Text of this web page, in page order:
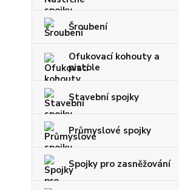
Šroubení
Ofukovací kohouty a
pistole
Stavební spojky
Průmyslové spojky
Spojky pro zasněžování